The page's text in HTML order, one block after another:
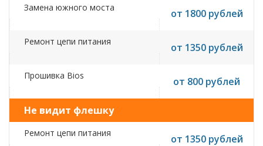
Замена южного моста от 1800 рублей
Ремонт цепи питания от 1350 рублей
Прошивка Bios от 800 рублей
Не видит флешку
Ремонт цепи питания от 1350 рублей